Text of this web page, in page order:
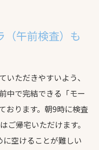
（午前検査）も
いただきやすいよう、
中で完結できる「モー
おります。朝9時に検査
ご帰宅いただけます。
空けることが難しい